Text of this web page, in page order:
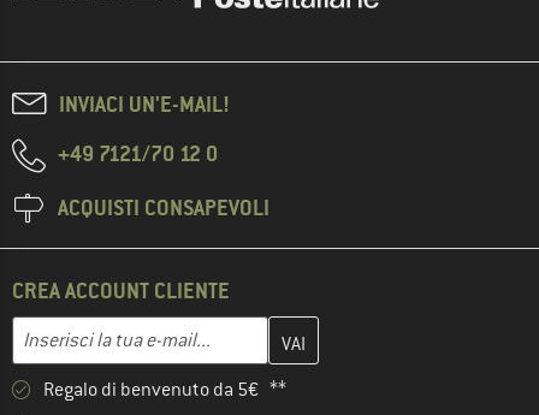
INVIACI UN'E-MAIL!
+49 7121/70 12 0
ACQUISTI CONSAPEVOLI
CREA ACCOUNT CLIENTE
Indirizzo e-mail
Inserisci qui il tuo indirizzo e-mail e crea il tuo account cliente
Regalo di benvenuto da 5€ **